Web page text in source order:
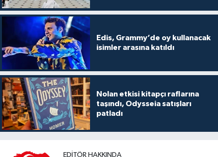
Edis, Grammy’de oy kullanacak
isimler arasına katıldı
Nolan etkisi kitapçı raflarına
taşındı, Odysseia satışları
patladı
EDITÖR HAKKINDA